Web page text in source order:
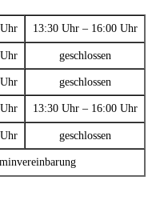
13:30 Uhr – 16:00 Uhr
geschlossen
geschlossen
13:30 Uhr – 16:00 Uhr
geschlossen